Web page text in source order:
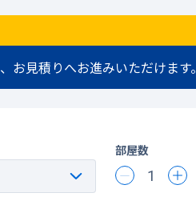
見積りへお進みいただけます。
部屋数
1